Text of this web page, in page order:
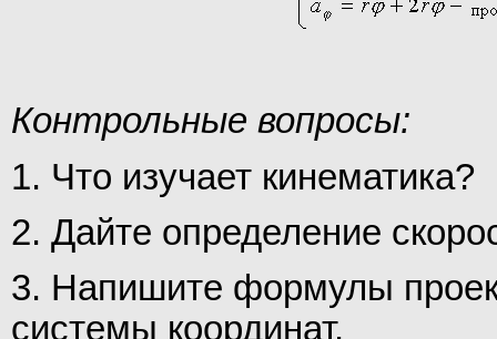
Контрольные вопросы:
1. Что изучает кинематика?
2. Дайте определение
3. Напишите формулы
системы координат.